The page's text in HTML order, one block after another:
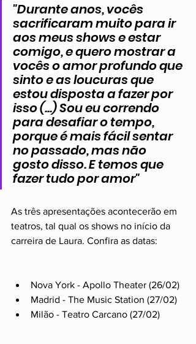
"Durante anos, vocês
sacrificaram muito para ir
aos meus shows e estar
comigo, e quero mostrar a
vocês o amor profundo que
sinto e as loucuras que
estou disposta a fazer por
isso (...) Sou eu correndo
para desafiar o tempo,
porque é mais fácil sentar
no passado, mas não
gosto disso. E temos que
fazer tudo por amor"
As três apresentações acontecerão em
teatros, tal qual os shows no início da
carreira de Laura. Confira as datas:
Nova York - Apollo Theater (26/02)
Madrid - The Music Station (27/02)
Milão - Teatro Carcano (27/02)